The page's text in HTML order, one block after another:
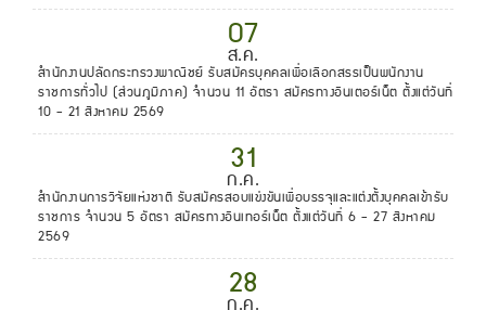
07
ส.ค.
สำนักงานปลัดกระทรวงพาณิชย์ รับสมัครบุคคลเพื่อเลือกสรรเป็นพนักงาน
ราชการทั่วไป (ส่วนภูมิภาค) จำนวน 11 อัตรา สมัครทางอินเตอร์เน็ต ตั้งแต่วันที่
10 - 21 สิงหาคม 2569
31
ก.ค.
สำนักงานการวิจัยแห่งชาติ รับสมัครสอบแข่งขันเพื่อบรรจุและแต่งตั้งบุคคลเข้ารับ
ราชการ จำนวน 5 อัตรา สมัครทางอินเทอร์เน็ต ตั้งแต่วันที่ 6 - 27 สิงหาคม
2569
28